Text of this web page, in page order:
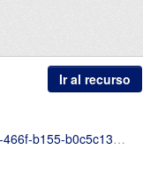
Ir al recurso
Parroquial.csv